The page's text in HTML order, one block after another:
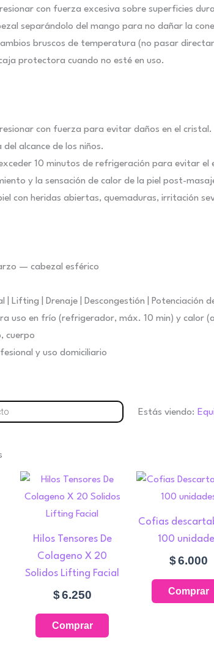
con fuerza excesiva sobre superficies
separándolo del mango para no dañar la
bruscos de temperatura (no pasar
protectora cuando no esté en uso.
con fuerza para evitar daños en el cristal.
alcance de los niños.
10 minutos de refrigeración para evitar
y la sensación de calor de la piel post-
con heridas abiertas, quemaduras, irritación
— cabezal esférico
| Lifting | Drenaje | Descongestión | Potenciación
uso en frío (refrigerador, máx. 10 min) y calor
cuerpo
y uso domiciliario
Estás viendo:
Hilos Tensores De
Colageno X 20
Solidos Lifting Facial
$6.250
Comprar
Cofias
100
$6.000
Comprar